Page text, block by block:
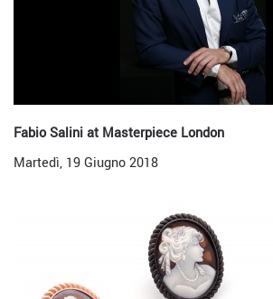
Fabio Salini at Masterpiece London
Martedì, 19 Giugno 2018